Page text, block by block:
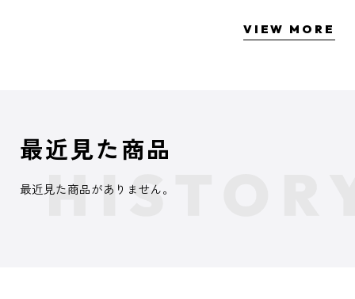
VIEW MORE
最近見た商品
最近見た商品がありません。